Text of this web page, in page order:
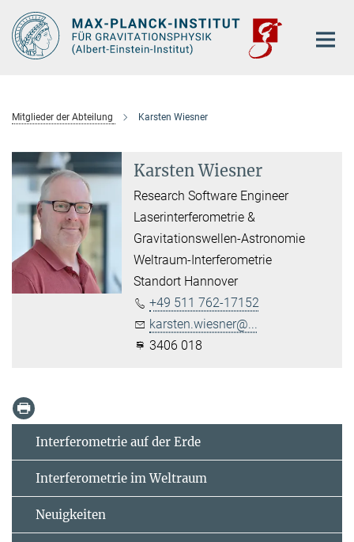
Hauptinhalt
Mitglieder der Abteilung Karsten Wiesner
Karsten Wiesner
Research Software Engineer
Laserinterferometrie &
Gravitationswellen-Astronomie
Weltraum-Interferometrie
Standort Hannover
+49 511 762-17152
karsten.wiesner@...
3406 018
Interferometrie auf der Erde
Interferometrie im Weltraum
Neuigkeiten